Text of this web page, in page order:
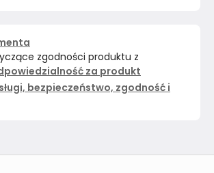
zgodności produktu z
za produkt
bezpieczeństwo, zgodność i